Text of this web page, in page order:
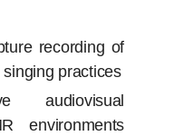
recording of
singing practices
audiovisual
environments